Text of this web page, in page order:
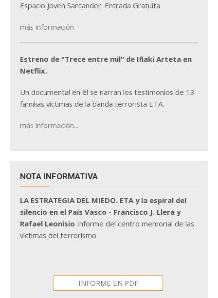
Espacio Joven Santander. Entrada Gratuita
más información
Estreno de "Trece entre mil" de Iñaki Arteta en
Netflix.
Un documental en él se narran los testimonios de 13
familias víctimas de la banda terrorista ETA.
más información...
NOTA INFORMATIVA
LA ESTRATEGIA DEL MIEDO. ETA y la espiral del
silencio en el País Vasco - Francisco J. Llera y
Rafael Leonisio Informe del centro memorial de las
víctimas del terrorismo
INFORME EN PDF